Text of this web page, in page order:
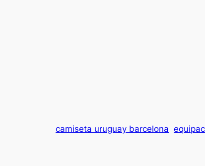
camiseta uruguay barcelona